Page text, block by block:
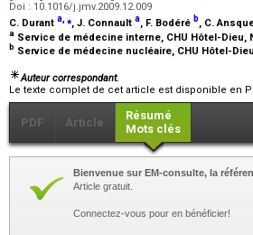
Doi : 10.1016/j.jmv.2009.12.009
C. Durant a ⁎, J. Connault a, F. Bodéré b, C.
a Service de médecine interne, CHU Hôtel-Dieu,
b Service de médecine nucléaire, CHU Hôtel-
Auteur correspondant.
Le texte complet de cet article est disponible en
PDF Article
Résumé
Mots clés
Bienvenue sur EM-consulte, la
Article gratuit.
Connectez-vous pour en bénéficier!